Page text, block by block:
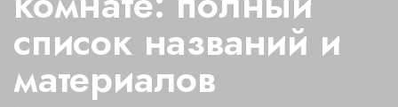
список названий и
материалов